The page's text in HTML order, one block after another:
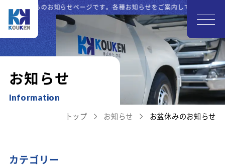
建からのお知らせページです。各種お知らせをご案内しております。茨
お知らせ
Information
トップ お知らせ お盆休みのお知らせ
カテゴリー